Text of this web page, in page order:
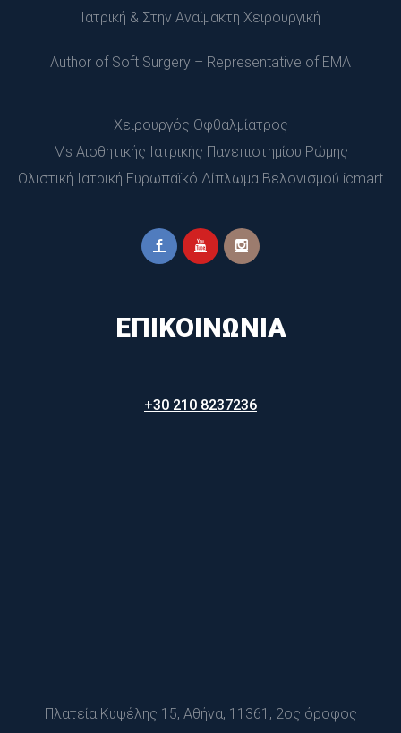
Ιατρική & Στην Αναίμακτη Χειρουργική
Author of Soft Surgery – Representative of EMA
Χειρουργός Οφθαλμίατρος
Ms Αισθητικής Ιατρικής Πανεπιστημίου Ρώμης
Ολιστική Ιατρική Ευρωπαϊκό Δίπλωμα Βελονισμού icmart
ΕΠΙΚΟΙΝΩΝΊΑ
+30 210 8237236
Πλατεία Κυψέλης 15, Αθήνα, 11361, 2ος όροφος